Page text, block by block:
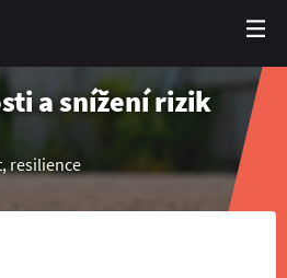
a snížení rizik
resilience